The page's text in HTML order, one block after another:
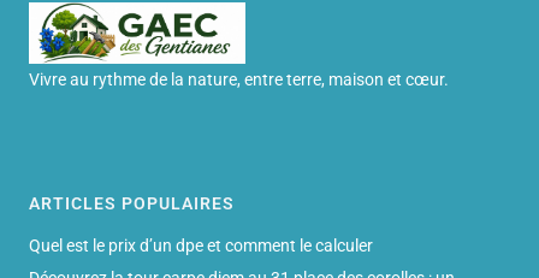
Vivre au rythme de la nature, entre terre, maison et cœur.
ARTICLES POPULAIRES
Quel est le prix d’un dpe et comment le calculer